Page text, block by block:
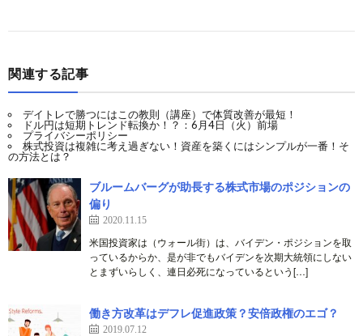
関連する記事
デイトレで勝つにはこの教則（講座）で体質改善が最短！
ドル円は短期トレンド転換か！？：6月4日（火）前場
プライバシーポリシー
株式投資は複雑に考え過ぎない！資産を築くにはシンプルが一番！そ
の方法とは？
ブルームバーグが助長する株式市場のポジションの
偏り
2020.11.15
米国投資家は（ウォール街）は、バイデン・ポジションを取
っているからか、是が非でもバイデンを次期大統領にしない
とまずいらしく、連日必死になっているという[…]
働き方改革はデフレ促進政策？安倍政権のエゴ？
2019.07.12